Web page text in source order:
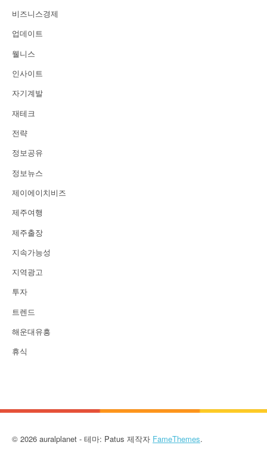
비즈니스경제
업데이트
웰니스
인사이트
자기계발
재테크
전략
정보공유
정보뉴스
제이에이치비즈
제주여행
제주출장
지속가능성
지역광고
투자
트렌드
해운대유흥
휴식
© 2026 auralplanet - 테마: Patus 제작자 FameThemes.